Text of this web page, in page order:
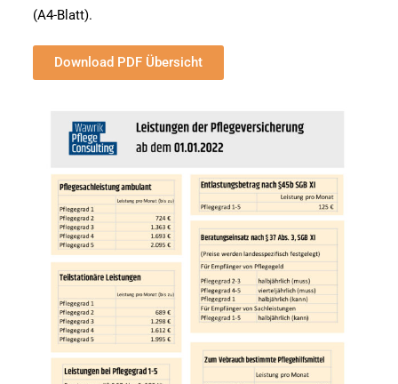
(A4-Blatt).
Download PDF Übersicht